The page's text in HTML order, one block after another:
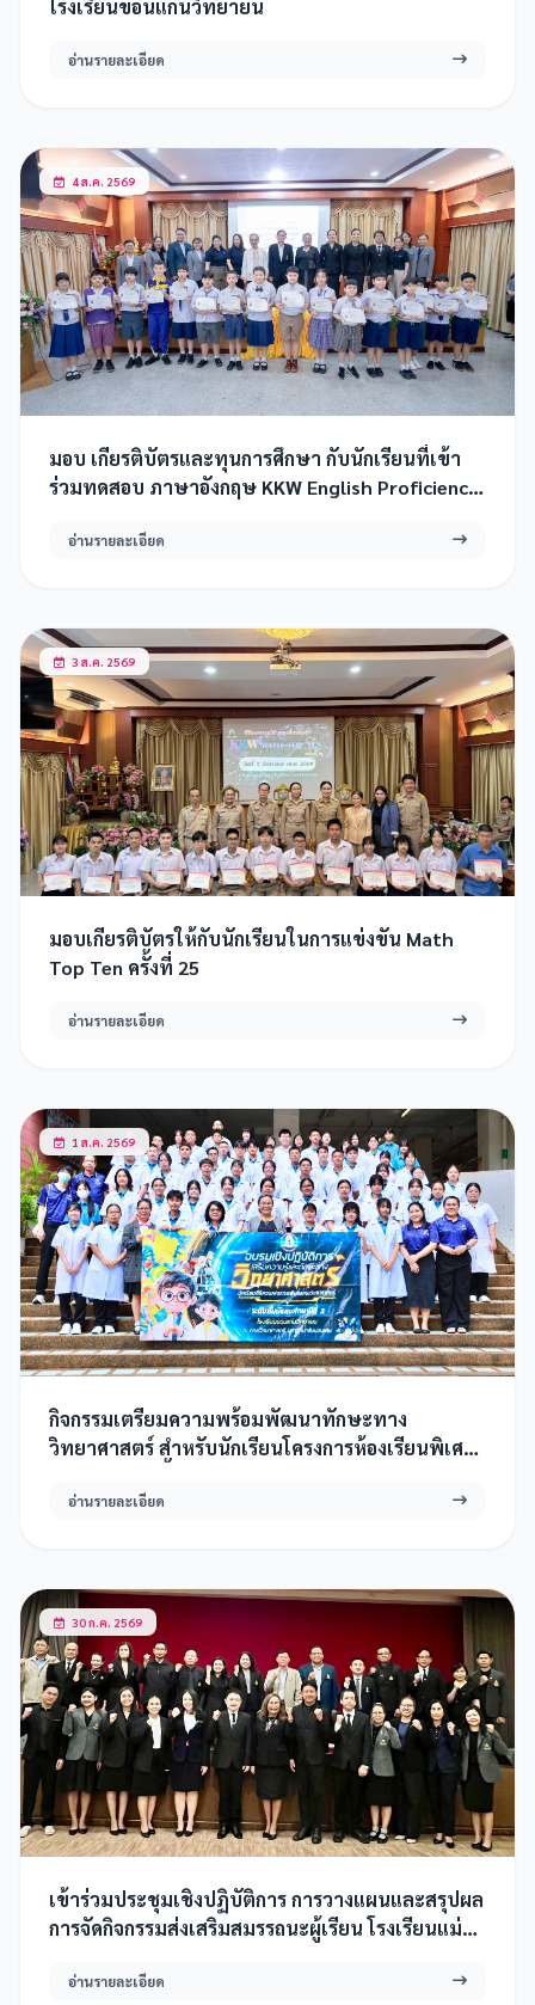
โรงเรียนขอนแก่นวิทยายน
อ่านรายละเอียด
4 ส.ค. 2569
มอบ เกียรติบัตรและทุนการศึกษา กับนักเรียนที่เข้า
ร่วมทดสอบ ภาษาอังกฤษ KKW English Proficiency
อ่านรายละเอียด
3 ส.ค. 2569
มอบเกียรติบัตรให้กับนักเรียนในการแข่งขัน Math
Top Ten ครั้งที่ 25
อ่านรายละเอียด
1 ส.ค. 2569
กิจกรรมเตรียมความพร้อมพัฒนาทักษะทาง
วิทยาศาสตร์ สำหรับนักเรียนโครงการห้องเรียนพิเศษ
อ่านรายละเอียด
30 ก.ค. 2569
เข้าร่วมประชุมเชิงปฏิบัติการ การวางแผนและสรุปผล
การจัดกิจกรรมส่งเสริมสมรรถนะผู้เรียน โรงเรียนแม่
คณิตศาสตร์ เทคโนโลยีและสิ่งแวดล้อม (SMTE) และ
อ่านรายละเอียด